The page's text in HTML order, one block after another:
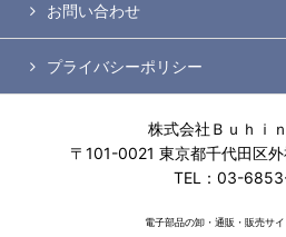
お問い合わせ
プライバシーポリシー
株式会社Ｂｕｈｉ
〒101-0021 東京都千代田区
TEL：03-
電子部品の卸・通販・販売サ